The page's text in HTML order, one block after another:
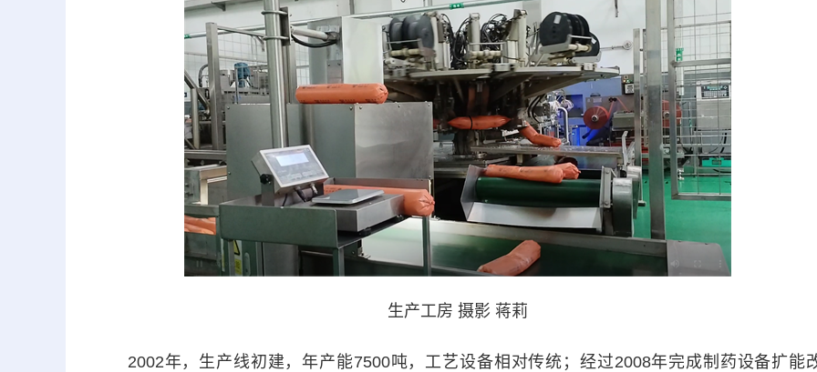
生产工房 摄影 蒋莉
2002年，生产线初建，年产能7500吨，工艺设备相对传统；经过2008年完成制药设备扩能